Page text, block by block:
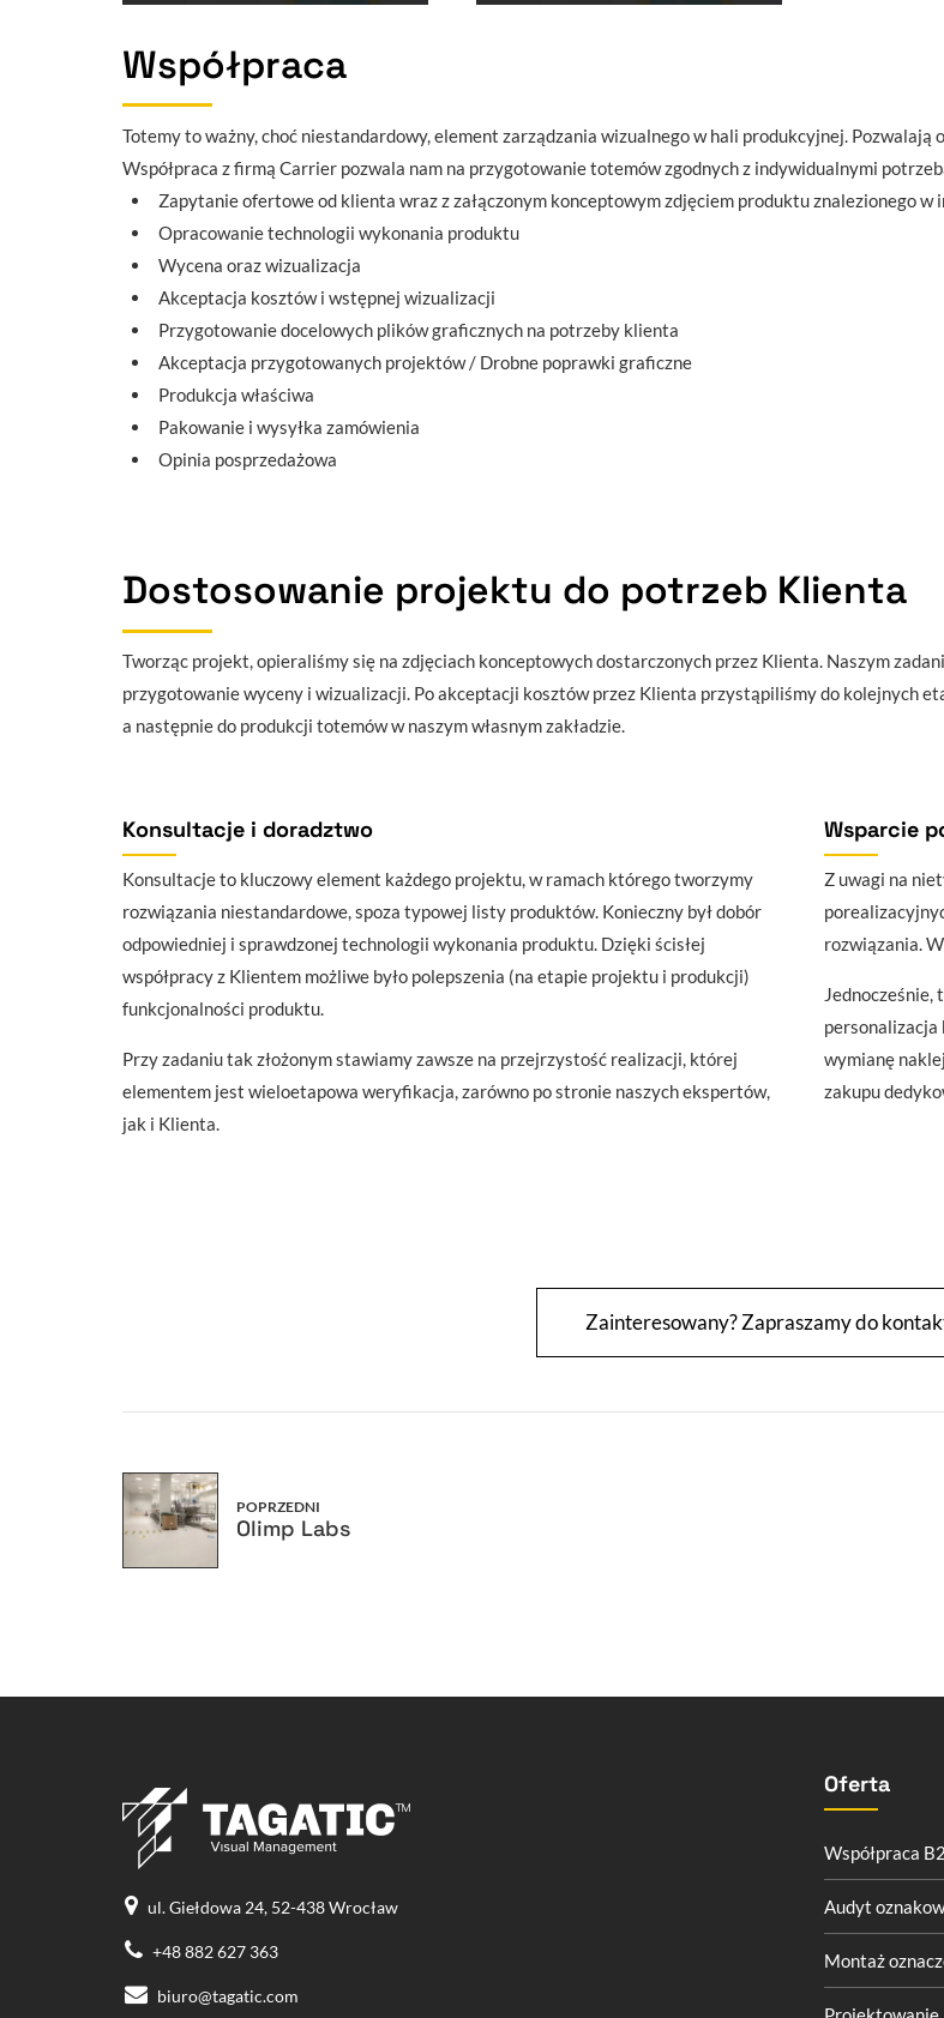
Współpraca
Totemy to ważny, choć niestandardowy, element zarządzania wizualnego w hali produkcyjnej.
Współpraca z firmą Carrier pozwala nam na przygotowanie totemów zgodnych z indywidualnymi
Zapytanie ofertowe od klienta wraz z załączonym konceptowym zdjęciem produktu znalezionego w
Opracowanie technologii wykonania produktu
Wycena oraz wizualizacja
Akceptacja kosztów i wstępnej wizualizacji
Przygotowanie docelowych plików graficznych na potrzeby klienta
Akceptacja przygotowanych projektów / Drobne poprawki graficzne
Produkcja właściwa
Pakowanie i wysyłka zamówienia
Opinia posprzedażowa
Dostosowanie projektu do potrzeb Klienta
Tworząc projekt, opieraliśmy się na zdjęciach konceptowych dostarczonych przez Klienta. Naszym
przygotowanie wyceny i wizualizacji. Po akceptacji kosztów przez Klienta przystąpiliśmy do kolejnych
a następnie do produkcji totemów w naszym własnym zakładzie.
Konsultacje i doradztwo
Konsultacje to kluczowy element każdego projektu, w ramach którego tworzymy
rozwiązania niestandardowe, spoza typowej listy produktów. Konieczny był dobór
odpowiedniej i sprawdzonej technologii wykonania produktu. Dzięki ścisłej
współpracy z Klientem możliwe było polepszenia (na etapie projektu i produkcji)
funkcjonalności produktu.
Przy zadaniu tak złożonym stawiamy zawsze na przejrzystość realizacji, której
elementem jest wieloetapowa weryfikacja, zarówno po stronie naszych ekspertów,
jak i Klienta.
Wsparcie
Z uwagi na
rozwiązania.
Jednocześnie,
personalizacja
wymianę
zakupu
Zainteresowany? Zapraszamy do
POPRZEDNI
Olimp Labs
ul. Giełdowa 24, 52-438 Wrocław
+48 882 627 363
biuro@tagatic.com
Oferta
Współpraca
Audyt
Montaż